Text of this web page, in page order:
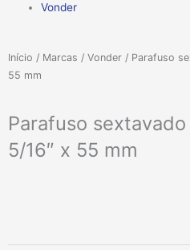
Vonder
Início / Marcas / Vonder / Parafuso
55 mm
Parafuso
5/16″ x 55 mm